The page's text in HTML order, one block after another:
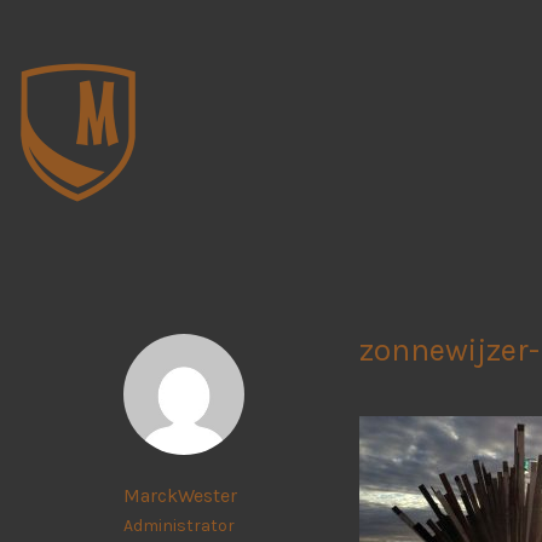
MarckWester
Administrator